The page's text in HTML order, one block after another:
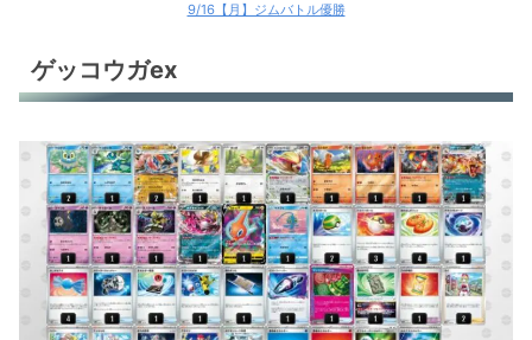
9/16【月】ジムバトル優勝
ゲッコウガex